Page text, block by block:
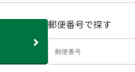
郵便番号で探す